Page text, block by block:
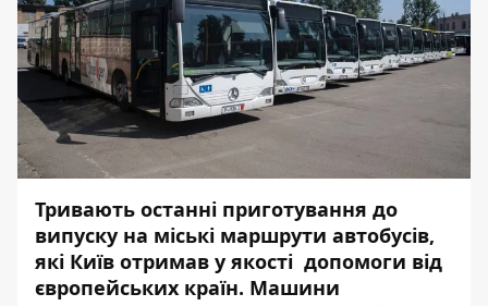
Тривають останні приготування до
випуску на міські маршрути автобусів,
які Київ отримав у якості допомоги від
європейських країн. Машини